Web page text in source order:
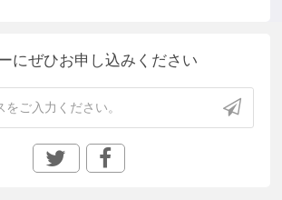
にぜひお申し込みください